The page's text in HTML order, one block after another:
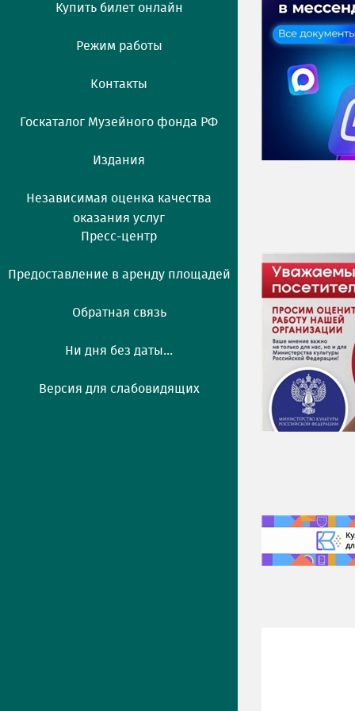
Купить билет онлайн
Режим работы
Контакты
Госкаталог Музейного фонда РФ
Издания
Независимая оценка качества
оказания услуг
Пресс-центр
Предоставление в аренду площадей
Обратная связь
Ни дня без даты...
Версия для слабовидящих